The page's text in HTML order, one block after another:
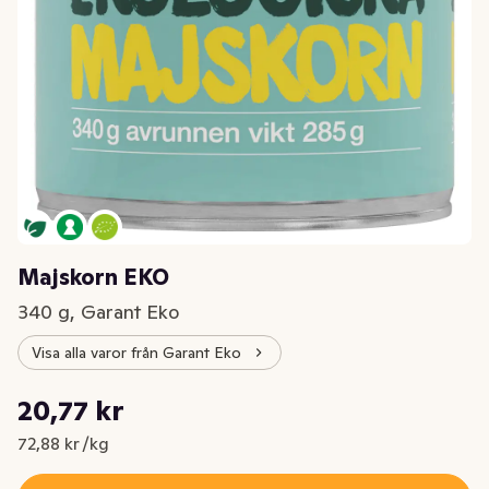
Majskorn EKO
340 g, Garant Eko
Visa alla varor från Garant Eko
Nuvarande pris är: 20,77 kr
20,77 kr
72,88 kr /kg
Styckpris: 72,88 kr /kg